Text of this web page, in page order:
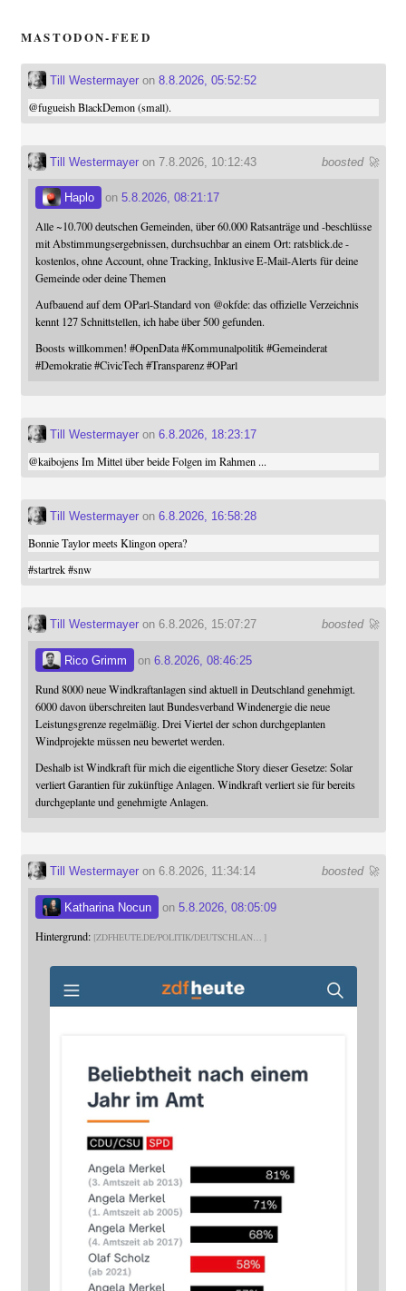
MASTODON-FEED
Till Westermayeron 8.8.2026, 05:52:52
@fugueishBlackDemon (small).
boosted 🚀
Till Westermayeron 7.8.2026, 10:12:43
Haplo on 5.8.2026, 08:21:17
Alle ~10.700 deutschen Gemeinden, über 60.000 Ratsanträge und -beschlüsse
mit Abstimmungsergebnissen, durchsuchbar an einem Ort: ratsblick.de -
kostenlos, ohne Account, ohne Tracking, Inklusive E-Mail-Alerts für deine
Gemeinde oder deine Themen
Aufbauend auf dem OParl-Standard von @okfde: das offizielle Verzeichnis
kennt 127 Schnittstellen, ich habe über 500 gefunden.
Boosts willkommen! #OpenData #Kommunalpolitik #Gemeinderat
#Demokratie #CivicTech #Transparenz #OParl
Till Westermayeron 6.8.2026, 18:23:17
@kaibojensIm Mittel über beide Folgen im Rahmen ...
Till Westermayeron 6.8.2026, 16:58:28
Bonnie Taylor meets Klingon opera?
#startrek #snw
boosted 🚀
Till Westermayeron 6.8.2026, 15:07:27
Rico Grimm on 6.8.2026, 08:46:25
Rund 8000 neue Windkraftanlagen sind aktuell in Deutschland genehmigt.
6000 davon überschreiten laut Bundesverband Windenergie die neue
Leistungsgrenze regelmäßig. Drei Viertel der schon durchgeplanten
Windprojekte müssen neu bewertet werden.
Deshalb ist Windkraft für mich die eigentliche Story dieser Gesetze: Solar
verliert Garantien für zukünftige Anlagen. Windkraft verliert sie für bereits
durchgeplante und genehmigte Anlagen.
boosted 🚀
Till Westermayeron 6.8.2026, 11:34:14
Katharina Nocun on 5.8.2026, 08:05:09
Hintergrund: ZDFHEUTE.DE/POLITIK/DEUTSCHLAN